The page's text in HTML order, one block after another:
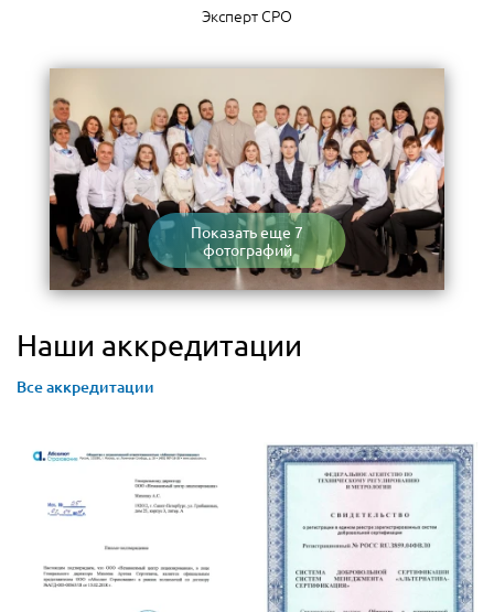
Эксперт СРО
Показать еще 7
фотографий
Наши аккредитации
Все аккредитации